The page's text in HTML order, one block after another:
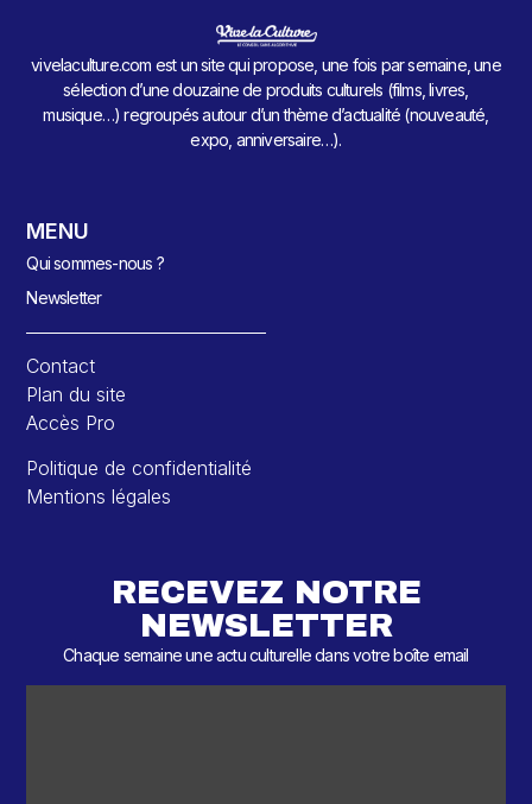
vivelaculture.com est un site qui propose, une fois par semaine, une
sélection d’une douzaine de produits culturels (films, livres,
musique…) regroupés autour d’un thème d’actualité (nouveauté,
expo, anniversaire…).
MENU
Qui sommes-nous ?
Newsletter
Contact
Plan du site
Accès Pro
Politique de confidentialité
Mentions légales
RECEVEZ NOTRE
NEWSLETTER
Chaque semaine une actu culturelle dans votre boîte email